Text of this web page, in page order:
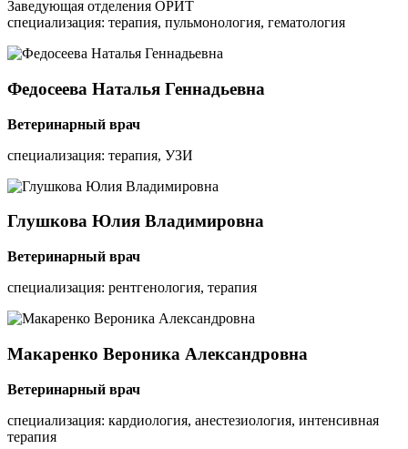
Заведующая отделения ОРИТ
специализация: терапия, пульмонология, гематология
Федосеева Наталья Геннадьевна
Ветеринарный врач
специализация: терапия, УЗИ
Глушкова Юлия Владимировна
Ветеринарный врач
специализация: рентгенология, терапия
Макаренко Вероника Александровна
Ветеринарный врач
специализация: кардиология, анестезиология, интенсивная
терапия